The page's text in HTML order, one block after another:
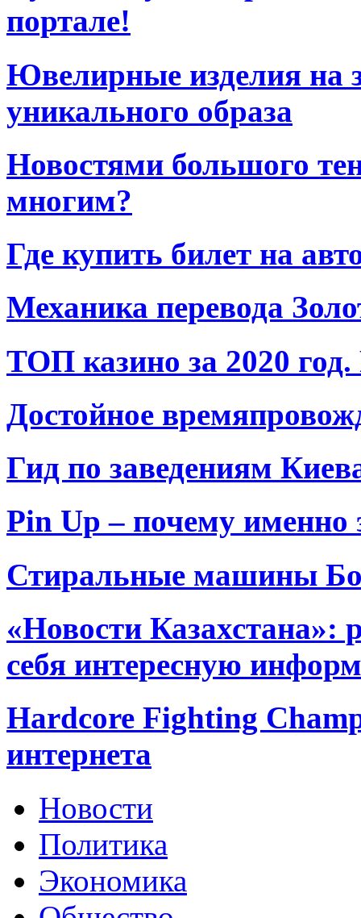
портале!
Ювелирные изделия на
уникального образа
Новостями большого
многим?
Где купить билет на
Механика перевода
ТОП казино за 2020
Достойное
Гид по заведениям
Pin Up – почему именно
Стиральные машины
«Новости Казахстана»:
себя интересную
Hardcore Fighting
интернета
Новости
Политика
Экономика